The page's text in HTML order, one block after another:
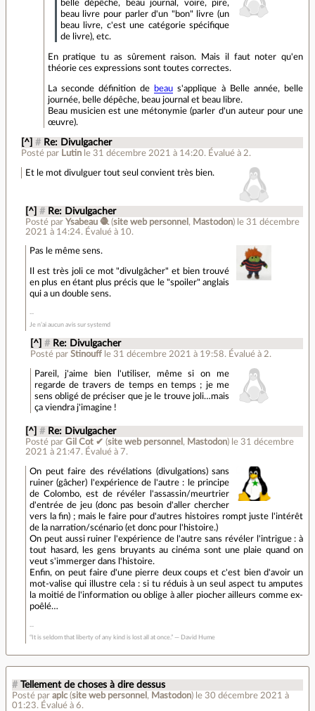
belle dépêche, beau journal, voire, pire,
beau livre pour parler d'un "bon" livre (un
beau livre, c'est une catégorie spécifique
de livre), etc.
En pratique tu as sûrement raison. Mais il faut noter qu'en
théorie ces expressions sont toutes correctes.
La seconde définition de beau s'applique à Belle année, belle
journée, belle dépêche, beau journal et beau libre.
Beau musicien est une métonymie (parler d'un auteur pour une
œuvre).
[^] # Re: Divulgacher
Posté par Lutin le 31 décembre 2021 à 14:20. Évalué à 2.
Et le mot divulguer tout seul convient très bien.
[^] # Re: Divulgacher
Posté parYsabeau 🧶 (site web personnel , Mastodon) le 31 décembre
2021 à 14:24. Évalué à 10.
Pas le même sens.
Il est très joli ce mot "divulgâcher" et bien trouvé
en plus en étant plus précis que le "spoiler" anglais
qui a un double sens.
Je n’ai aucun avis sur systemd
[^] # Re: Divulgacher
Posté par Stinouff le 31 décembre 2021 à 19:58. Évalué à 2.
Pareil, j'aime bien l'utiliser, même si on me
regarde de travers de temps en temps ; je me
sens obligé de préciser que je le trouve joli…mais
ça viendra j'imagine !
[^] # Re: Divulgacher
Posté parGil Cot ✔ (site web personnel , Mastodon) le 31 décembre
2021 à 21:47. Évalué à7.
On peut faire des révélations (divulgations) sans
ruiner (gâcher) l'expérience de l'autre : le principe
de Colombo, est de révéler l'assassin/meurtrier
d'entrée de jeu (donc pas besoin d'aller chercher
vers la fin) ; mais le faire pour d'autres histoires rompt juste l'intérêt
de la narration/scénario (et donc pour l'histoire.)
On peut aussi ruiner l'expérience de l'autre sans révéler l'intrigue : à
tout hasard, les gens bruyants au cinéma sont une plaie quand on
veut s'immerger dans l'histoire.
Enfin, on peut faire d'une pierre deux coups et c'est bien d'avoir un
mot-valise qui illustre cela : si tu réduis à un seul aspect tu amputes
la moitié de l'information ou oblige à aller piocher ailleurs comme ex-
poêlé…
“It is seldom that liberty of any kind is lost all at once.” ― David Hume
# Tellement de choses à dire dessus
Posté par aplc(site web personnel , Mastodon) le 30 décembre 2021 à
01:23. Évalué à 6.